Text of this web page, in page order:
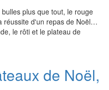
plus que tout, le rouge
réussite d'un repas de Noël…
le rôti et le plateau de
de Noël,